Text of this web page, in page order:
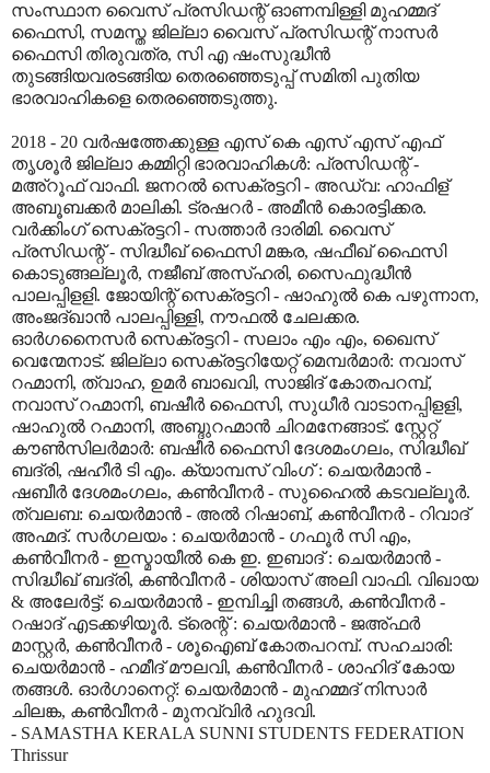
സംസ്ഥാന വൈസ് പ്രസിഡന്റ് ഓണമ്പിള്ളി മുഹമ്മദ്
ഫൈസി, സമസ്ത ജില്ലാ വൈസ് പ്രസിഡന്റ് നാസര്‍
ഫൈസി തിരുവത്ര, സി എ ഷംസുദ്ധീന്‍
തുടങ്ങിയവരടങ്ങിയ തെരഞ്ഞെടുപ്പ് സമിതി പുതിയ
ഭാരവാഹികളെ തെരഞ്ഞെടുത്തു.
2018 - 20 വര്‍ഷത്തേക്കുള്ള എസ് കെ എസ് എസ് എഫ്
തൃശൂര്‍ ജില്ലാ കമ്മിറ്റി ഭാരവാഹികള്‍: പ്രസിഡന്റ് -
മഅ്‌റൂഫ് വാഫി. ജനറല്‍ സെക്രട്ടറി - അഡ്വ: ഹാഫിള്
അബൂബക്കര്‍ മാലികി. ട്രഷറര്‍ - അമീന്‍ കൊരട്ടിക്കര.
വര്‍ക്കിംഗ് സെക്രട്ടറി - സത്താര്‍ ദാരിമി. വൈസ്
പ്രസിഡന്റ് - സിദ്ധീഖ് ഫൈസി മങ്കര, ഷഫീഖ് ഫൈസി
കൊടുങ്ങല്ലൂര്‍, നജീബ് അസ്ഹരി, സൈഫുദ്ധീന്‍
പാലപ്പിളളി. ജോയിന്റ് സെക്രട്ടറി - ഷാഹുല്‍ കെ പഴുന്നാന,
അംജദ്ഖാന്‍ പാലപ്പിള്ളി, നൗഫല്‍ ചേലക്കര.
ഓര്‍ഗനൈസര്‍ സെക്രട്ടറി - സലാം എം എം, ഖൈസ്
വെന്മേനാട്. ജില്ലാ സെക്രട്ടറിയേറ്റ് മെമ്പര്‍മാര്‍: നവാസ്
റഹ്മാനി, ത്വാഹ, ഉമര്‍ ബാഖവി, സാജിദ് കോതപറമ്പ്,
നവാസ് റഹ്മാനി, ബഷീര്‍ ഫൈസി, സുധീര്‍ വാടാനപ്പിളളി,
ഷാഹുല്‍ റഹ്മാനി, അബ്ദുറഹ്മാന്‍ ചിറമനേങ്ങാട്. സ്റ്റേറ്റ്
കൗണ്‍സിലര്‍മാര്‍: ബഷീര്‍ ഫൈസി ദേശമംഗലം, സിദ്ധീഖ്
ബദ്‌രി, ഷഹീര്‍ ടി എം. ക്യാമ്പസ് വിംഗ് : ചെയര്‍മാന്‍ -
ഷബീര്‍ ദേശമംഗലം, കണ്‍വീനര്‍ - സുഹൈല്‍ കടവല്ലൂര്‍.
ത്വലബ: ചെയര്‍മാന്‍ - അല്‍ റിഷാബ്, കണ്‍വീനര്‍ - റിവാദ്
അഹ്മദ്. സര്‍ഗലയം : ചെയര്‍മാന്‍ - ഗഫൂര്‍ സി എം,
കണ്‍വീനര്‍ - ഇസ്മായീല്‍ കെ ഇ. ഇബാദ് : ചെയര്‍മാന്‍ -
സിദ്ധീഖ് ബദ്‌രി, കണ്‍വീനര്‍ - ശിയാസ് അലി വാഫി. വിഖായ
& അലേര്‍ട്ട്: ചെയര്‍മാന്‍ - ഇമ്പിച്ചി തങ്ങള്‍, കണ്‍വീനര്‍ -
റഷാദ് എടക്കഴിയൂര്‍. ട്രെന്റ് : ചെയര്‍മാന്‍ - ജഅ്ഫര്‍
മാസ്റ്റര്‍, കണ്‍വീനര്‍ - ശൂഐബ് കോതപറമ്പ്. സഹചാരി:
ചെയര്‍മാന്‍ - ഹമീദ് മൗലവി, കണ്‍വീനര്‍ - ശാഹിദ് കോയ
തങ്ങള്‍. ഓര്‍ഗാനെറ്റ്: ചെയര്‍മാന്‍ - മുഹമ്മദ് നിസാര്‍
ചിലങ്ക, കണ്‍വീനര്‍ - മുനവ്വിര്‍ ഹുദവി.
- SAMASTHA KERALA SUNNI STUDENTS FEDERATION
Thrissur